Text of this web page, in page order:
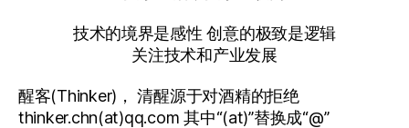
技术的境界是感性 创意的极致是逻辑
关注技术和产业发展
醒客(Thinker)， 清醒源于对酒精的拒绝
thinker.chn(at)qq.com 其中“(at)”替换成“@”